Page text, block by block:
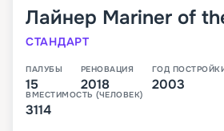
Лайнер Mariner of
СТАНДАРТ
ПАЛУБЫ
15
РЕНОВАЦИЯ
2018
ГОД
2003
ВМЕСТИМОСТЬ (ЧЕЛОВЕК)
3114